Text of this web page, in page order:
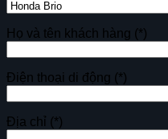
Họ và tên khách hàng (*)
Điện thoại di động (*)
Địa chỉ (*)